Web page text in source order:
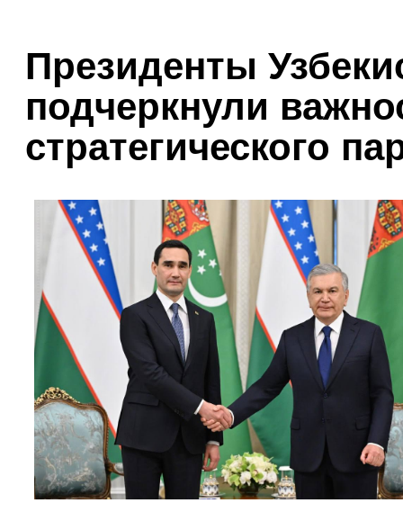
Президенты
подчеркнули
стратегического